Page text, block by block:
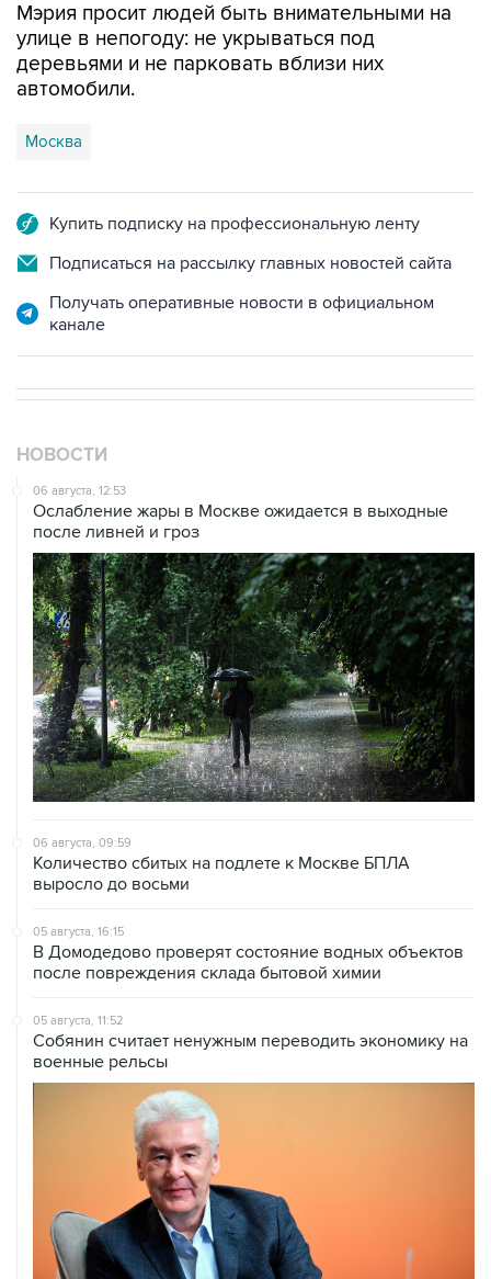
Мэрия просит людей быть внимательными на
улице в непогоду: не укрываться под
деревьями и не парковать вблизи них
автомобили.
Москва
Купить подписку на профессиональную ленту
Подписаться на рассылку главных новостей сайта
Получать оперативные новости в официальном
канале
НОВОСТИ
06 августа, 12:53
Ослабление жары в Москве ожидается в выходные
после ливней и гроз
06 августа, 09:59
Количество сбитых на подлете к Москве БПЛА
выросло до восьми
05 августа, 16:15
В Домодедово проверят состояние водных объектов
после повреждения склада бытовой химии
05 августа, 11:52
Собянин считает ненужным переводить экономику на
военные рельсы